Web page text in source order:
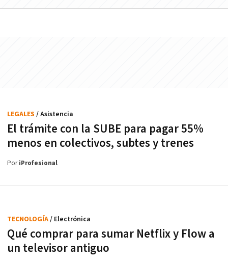
El trámite con la SUBE para pagar 55%
menos en colectivos, subtes y trenes
LEGALES / Asistencia
PoriProfesional
Qué comprar para sumar Netflix y Flow a
un televisor antiguo
TECNOLOGÍA/ Electrónica